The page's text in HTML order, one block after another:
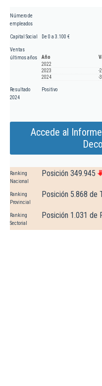
Número de
empleados
Capital Social De 0 a 3.100 €
Ventas
últimos años
Año
2022
2023
-
2024
-
Resultado
2024
Positivo
Accede al
Ranking
Nacional
Posición 349.945
Ranking
Provincial
Posición 5.868 de
Ranking
Sectorial
Posición 1.031 de